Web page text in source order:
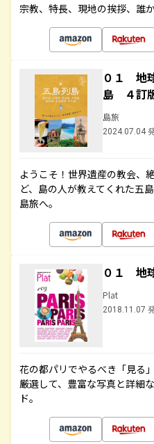
宗教、特長、現地の挨拶、誰
０１ 地
島 ４訂
島旅
2024.07.04
ようこそ！世界遺産の教会、
ど、島の人が教えてくれた五
島旅へ。
０１ 地
Plat
2018.11.07
花の都パリでやるべき「見る
厳選して、豊富な写真と詳細
ド。